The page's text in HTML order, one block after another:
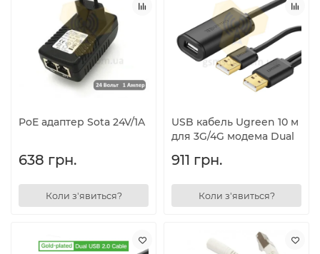
PoE адаптер Sota 24V/1A
638 грн.
Коли з'явиться?
USB кабель Ugreen 10 м
для 3G/4G модема Dual
911 грн.
Коли з'явиться?